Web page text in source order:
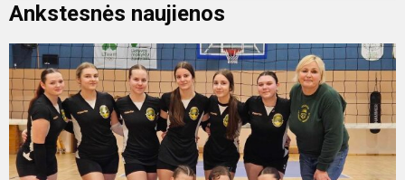
Ankstesnės naujienos